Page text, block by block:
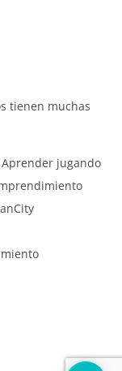
tienen muchas
jugando